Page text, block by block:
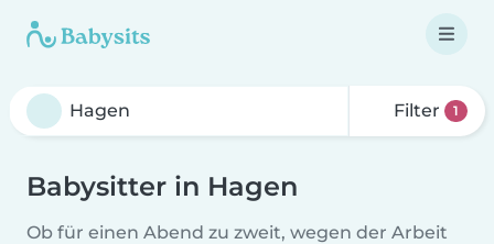
Filter 1
Babysitter in Hagen
Ob für einen Abend zu zweit, wegen der Arbeit